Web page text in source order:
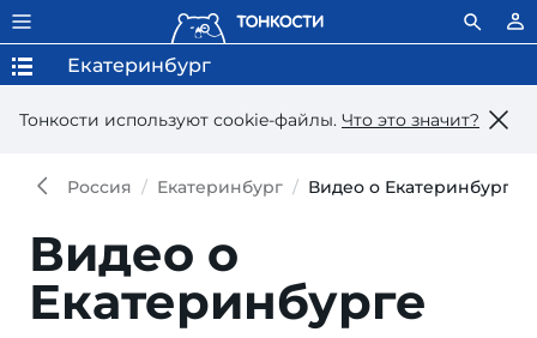
Тонкости используют сookie-файлы. Что это значит?
Екатеринбург
Россия Екатеринбург Видео о Екатеринбурге
Видео о
Екатеринбурге